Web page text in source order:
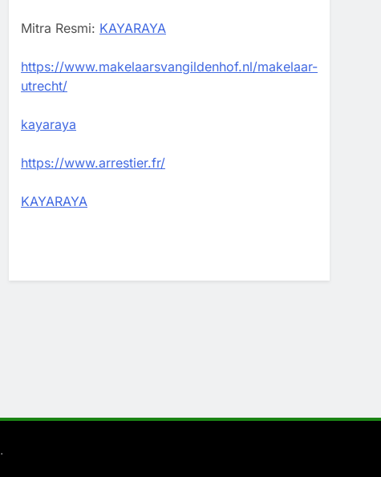
Mitra Resmi: KAYARAYA
https://www.makelaarsvangildenhof.nl/makelaar-
utrecht/
kayaraya
https://www.arrestier.fr/
KAYARAYA
.